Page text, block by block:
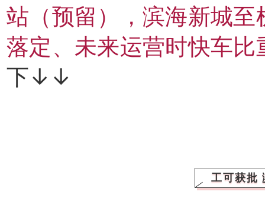
站（预留），滨海新城
落定、未来运营时快车
下↓↓
工可获批